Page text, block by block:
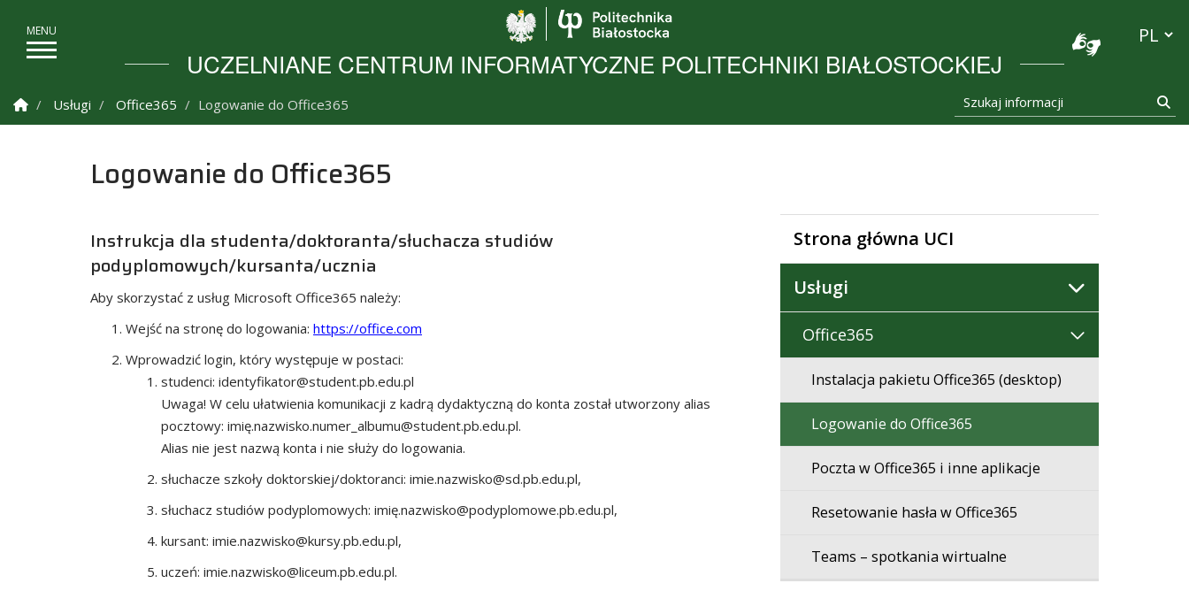
UCZELNIANE CENTRUM INFORMATYCZNE POLITECHNIKI BIAŁOSTOCKIEJ
Strona Główna
Usługi Office365 Logowanie do Office365 Szukaj informacji
Logowanie do Office365
Instrukcja dla studenta/doktoranta/słuchacza studiów
podyplomowych/kursanta/ucznia
Aby skorzystać z usług Microsoft Office365 należy:
Wejść na stronę do logowania: https://office.com
Wprowadzić login, który występuje w postaci:
studenci: identyfikator@student.pb.edu.pl
Uwaga! W celu ułatwienia komunikacji z kadrą dydaktyczną do konta został utworzony alias
pocztowy: imię.nazwisko.numer_albumu@student.pb.edu.pl.
Alias nie jest nazwą konta i nie służy do logowania.
słuchacze szkoły doktorskiej/doktoranci: imie.nazwisko@sd.pb.edu.pl,
słuchacz studiów podyplomowych: imię.nazwisko@podyplomowe.pb.edu.pl,
kursant: imie.nazwisko@kursy.pb.edu.pl,
uczeń: imie.nazwisko@liceum.pb.edu.pl.
Strona główna UCI
Usługi
Office365
Instalacja pakietu Office365 (desktop)
Logowanie do Office365
Poczta w Office365 i inne aplikacje
Resetowanie hasła w Office365
Teams – spotkania wirtualne